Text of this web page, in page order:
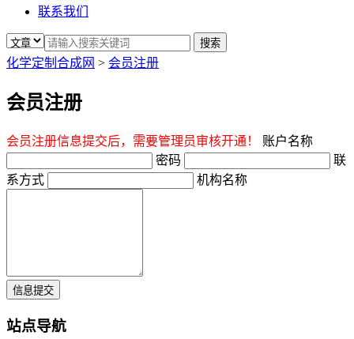
联系我们
化学定制合成网 > 会员注册
会员注册
会员注册信息提交后，需要管理员审核开通！
账户名称
密码
联
系方式
机构名称
站点导航